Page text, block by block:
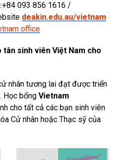
093 856 1616 /
deakin.edu.au/vietnam
office
tân sinh viên Việt Nam cho
nhân tương lai đạt được triển
Học bổng Vietnam
cho tất cả các bạn sinh viên
Cử nhân hoặc Thạc sỹ của